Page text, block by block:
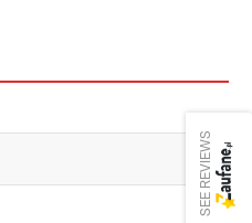
SEE REVIEWS